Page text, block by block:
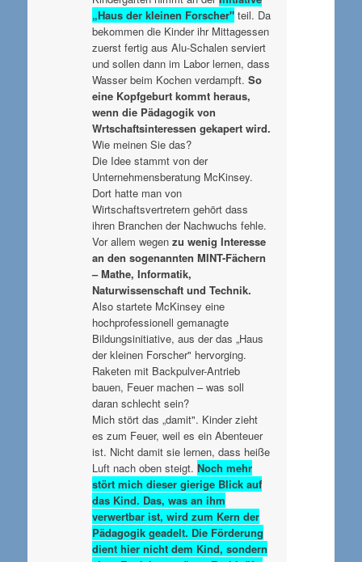
„Haus der kleinen Forscher"teil. Da
bekommen die Kinder ihr Mittagessen
zuerst fertig aus Alu-Schalen serviert
und sollen dann im Labor lernen, dass
Wasser beim Kochen verdampft. So
eine Kopfgeburt kommt heraus,
wenn die Pädagogik von
Wrtschaftsinteressen gekapert wird.
Wie meinen Sie das?
Die Idee stammt von der
Unternehmensberatung McKinsey.
Dort hatte man von
Wirtschaftsvertretern gehört dass
ihren Branchen der Nachwuchs fehle.
Vor allem wegen zu wenig Interesse
an den sogenannten MINT-Fächern
– Mathe, Informatik,
Naturwissenschaft und Technik.
Also startete McKinsey eine
hochprofessionell gemanagte
Bildungsinitiative, aus der das „Haus
der kleinen Forscher" hervorging.
Raketen mit Backpulver-Antrieb
bauen, Feuer machen – was soll
daran schlecht sein?
Mich stört das „damit". Kinder zieht
es zum Feuer, weil es ein Abenteuer
ist. Nicht damit sie lernen, dass heiße
Luft nach oben steigt. Noch mehr
stört mich dieser gierige Blick auf
das Kind. Das, was an ihm
verwertbar ist, wird zum Kern der
Pädagogik geadelt. Die Förderung
dient hier nicht dem Kind, sondern